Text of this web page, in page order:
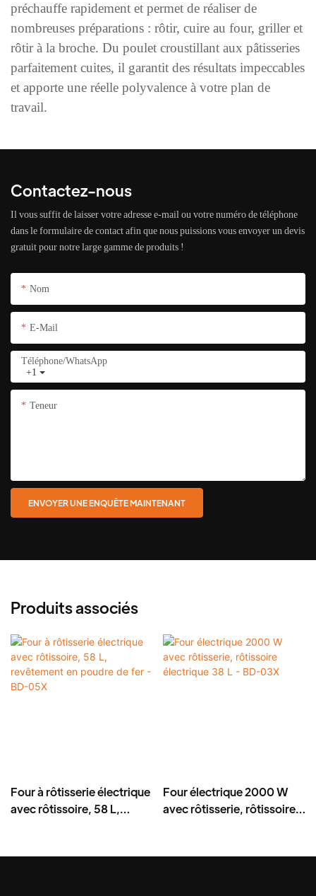
préchauffe rapidement et permet de réaliser de
nombreuses préparations : rôtir, cuire au four, griller et
rôtir à la broche. Du poulet croustillant aux pâtisseries
parfaitement cuites, il garantit des résultats impeccables
et apporte une réelle polyvalence à votre plan de
travail.
Contactez-nous
Il vous suffit de laisser votre adresse e-mail ou votre numéro de téléphone
dans le formulaire de contact afin que nous puissions vous envoyer un devis
gratuit pour notre large gamme de produits !
Nom
E-Mail
+1
Téléphone/WhatsApp
Teneur
ENVOYER UNE ENQUÊTE MAINTENANT
Produits associés
Four à rôtisserie électrique
avec rôtissoire, 58 L,
Four électrique 2000 W
avec rôtisserie, rôtissoire